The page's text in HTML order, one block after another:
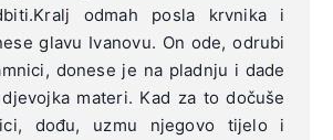
odmah posla krvnika i
glavu Ivanovu. On ode, odrubi
donese je na pladnju i dade
materi. Kad za to dočuše
dođu, uzmu njegovo tijelo i